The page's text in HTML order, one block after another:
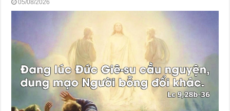
05/08/2026